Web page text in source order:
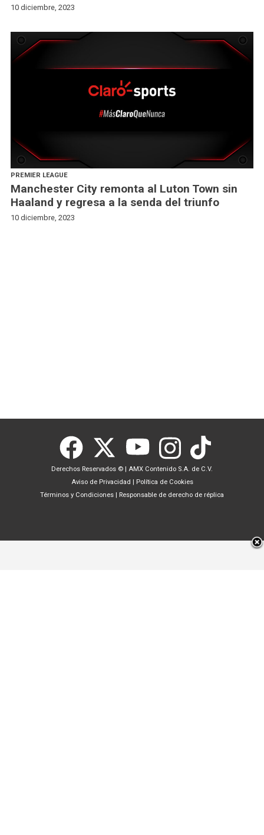
10 diciembre, 2023
PREMIER LEAGUE
Manchester City remonta al Luton Town sin
Haaland y regresa a la senda del triunfo
10 diciembre, 2023
Derechos Reservados © | AMX Contenido S.A. de C.V.
Aviso de Privacidad | Política de Cookies
Términos y Condiciones | Responsable de derecho de réplica